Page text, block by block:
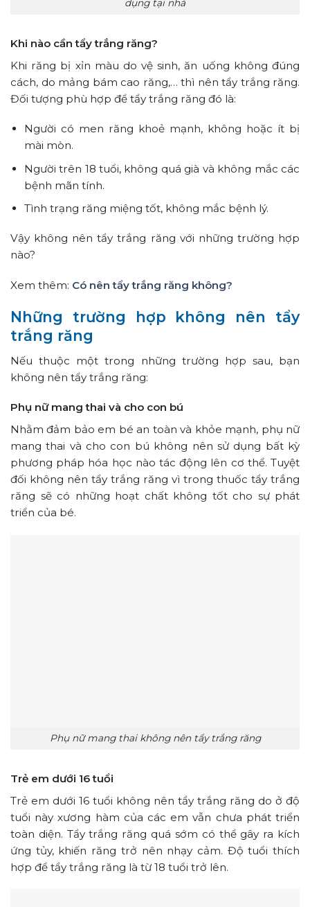
dụng tại nhà
Khi nào cần tẩy trắng răng?
Khi răng bị xỉn màu do vệ sinh, ăn uống không đúng
cách, do mảng bám cao răng,… thì nên tẩy trắng răng.
Đối tượng phù hợp để tẩy trắng răng đó là:
Người có men răng khoẻ mạnh, không hoặc ít bị
mài mòn.
Người trên 18 tuổi, không quá già và không mắc các
bệnh mãn tính.
Tình trạng răng miệng tốt, không mắc bệnh lý.
Vậy không nên tẩy trắng răng với những trường hợp
nào?
Xem thêm: Có nên tẩy trắng răng không?
Những trường hợp không nên tẩy
trắng răng
Nếu thuộc một trong những trường hợp sau, bạn
không nên tẩy trắng răng:
Phụ nữ mang thai và cho con bú
Nhằm đảm bảo em bé an toàn và khỏe mạnh, phụ nữ
mang thai và cho con bú không nên sử dụng bất kỳ
phương pháp hóa học nào tác động lên cơ thể. Tuyệt
đối không nên tẩy trắng răng vì trong thuốc tẩy trắng
răng sẽ có những hoạt chất không tốt cho sự phát
triển của bé.
Phụ nữ mang thai không nên tẩy trắng răng
Trẻ em dưới 16 tuổi
Trẻ em dưới 16 tuổi không nên tẩy trắng răng do ở độ
tuổi này xương hàm của các em vẫn chưa phát triển
toàn diện. Tẩy trắng răng quá sớm có thể gây ra kích
ứng tủy, khiến răng trở nên nhạy cảm. Độ tuổi thích
hợp để tẩy trắng răng là từ 18 tuổi trở lên.